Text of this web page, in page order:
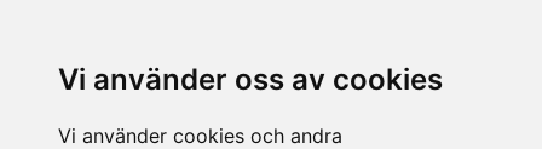
Vi använder oss av cookies
Vi använder cookies och andra